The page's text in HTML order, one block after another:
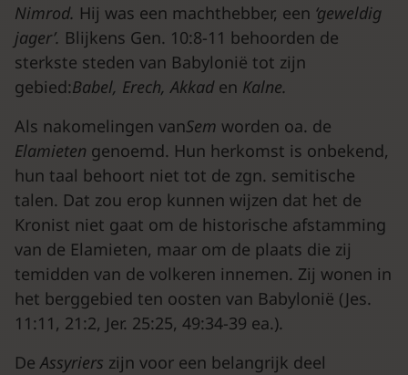
Nimrod. Hij was een machthebber, een ‘geweldig
jager’. Blijkens Gen. 10:8-11 behoorden de
sterkste steden van Babylonië tot zijn
gebied:Babel, Erech, Akkad en Kalne.
Als nakomelingen vanSem worden oa. de
Elamieten genoemd. Hun herkomst is onbekend,
hun taal behoort niet tot de zgn. semitische
talen. Dat zou erop kunnen wijzen dat het de
Kronist niet gaat om de historische afstamming
van de Elamieten, maar om de plaats die zij
temidden van de volkeren innemen. Zij wonen in
het berggebied ten oosten van Babylonië (Jes.
11:11, 21:2, Jer. 25:25, 49:34-39 ea.).
DeAssyriers zijn voor een belangrijk deel